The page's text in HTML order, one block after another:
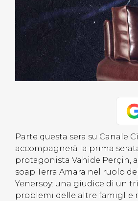
Parte questa sera su Canale
accompagnerà la prima
protagonista Vahide Perçin,
soap Terra Amara nel ruolo
Yenersoy: una giudice di un
problemi delle altre famiglie